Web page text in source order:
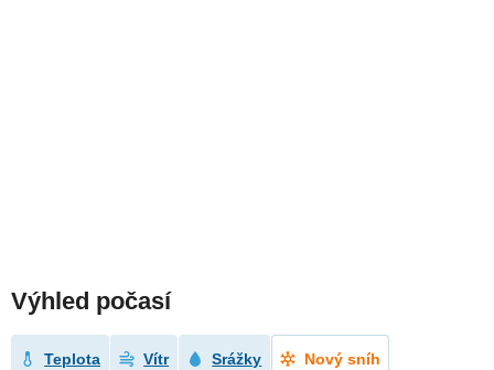
Výhled počasí
Teplota Vítr Srážky Nový sníh